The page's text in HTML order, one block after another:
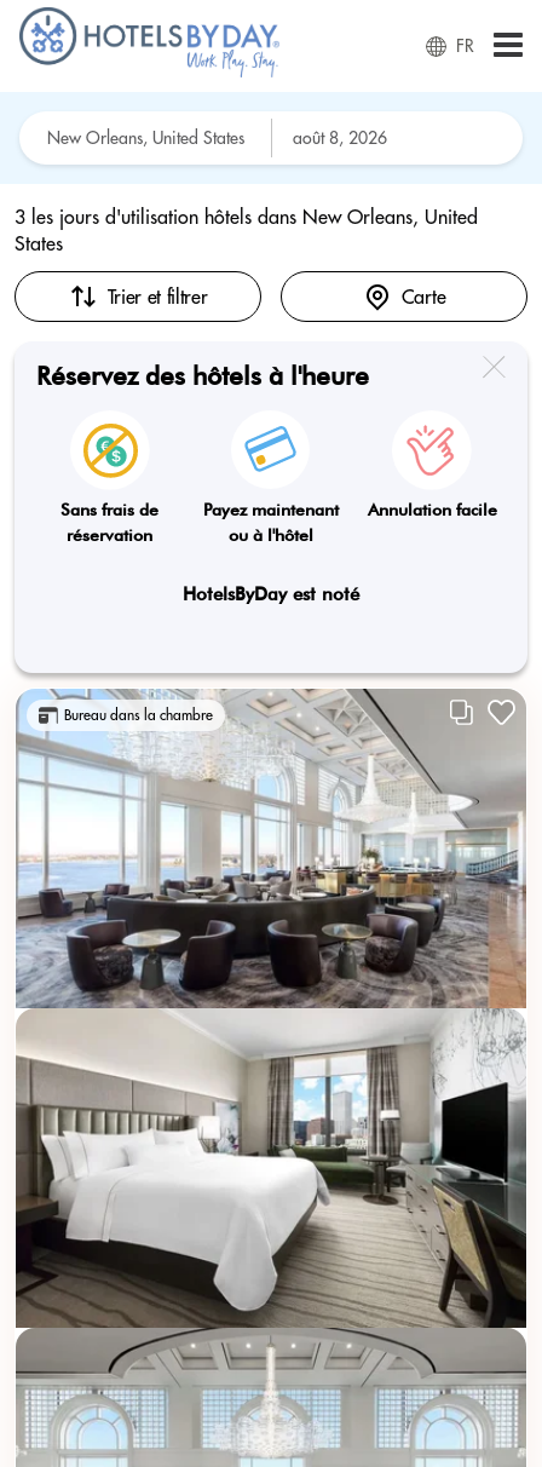
FR
3 les jours d'utilisation hôtels dans New Orleans, United
States
Trier et filtrer Carte
Réservez des hôtels à l'heure
Sans frais de
réservation
Payez maintenant
ou à l'hôtel
Annulation facile
HotelsByDay est noté
Bureau dans la chambre